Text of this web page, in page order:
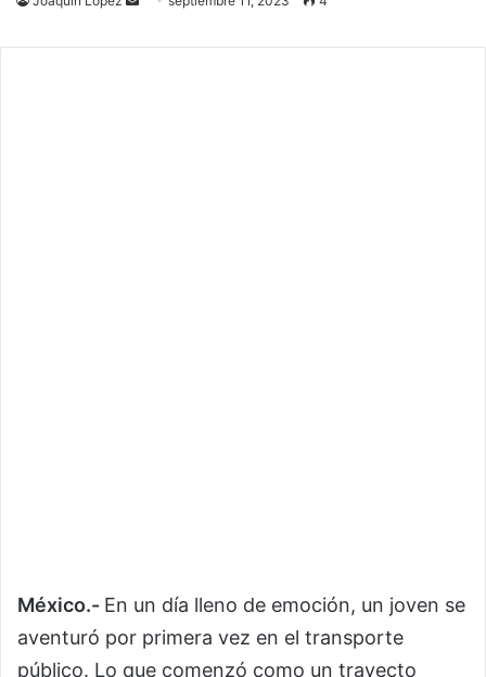
email
México.- En un día lleno de emoción, un joven se
aventuró por primera vez en el transporte
público. Lo que comenzó como un trayecto